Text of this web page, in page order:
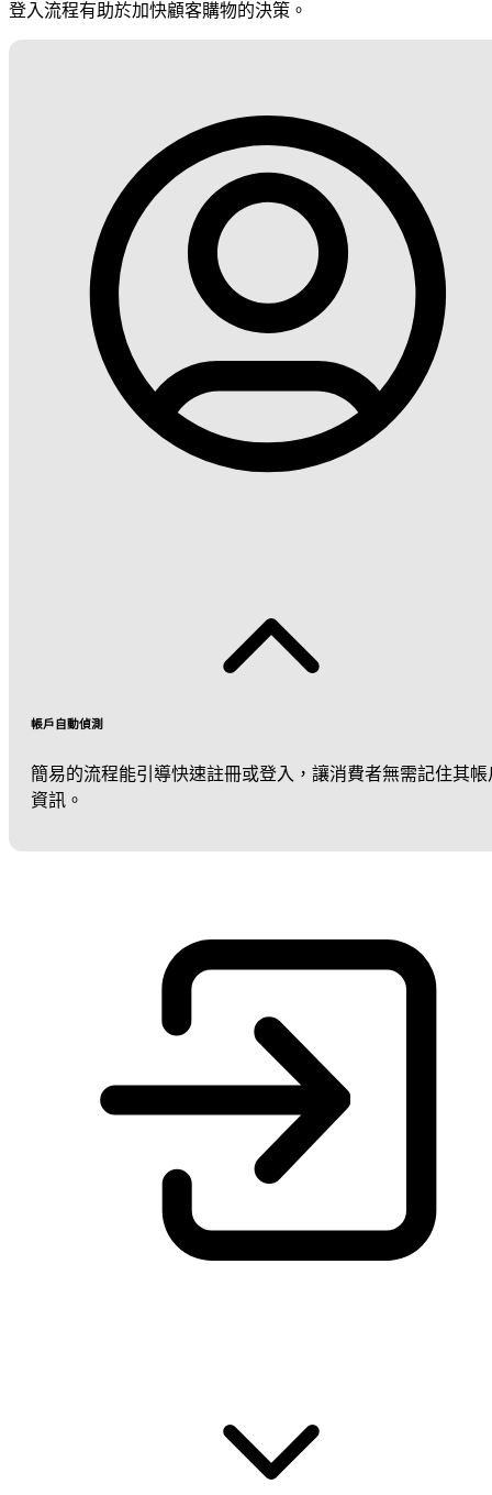
登入流程有助於加快顧客購物的決策。
帳戶自動偵測
簡易的流程能引導快速註冊或登入，讓消費者無需記住其帳
資訊。